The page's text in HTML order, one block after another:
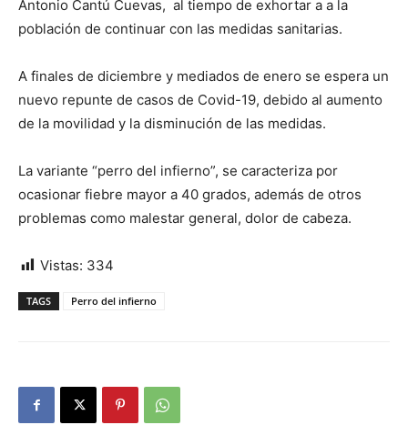
Antonio Cantú Cuevas, al tiempo de exhortar a a la
población de continuar con las medidas sanitarias.
A finales de diciembre y mediados de enero se espera un
nuevo repunte de casos de Covid-19, debido al aumento
de la movilidad y la disminución de las medidas.
La variante “perro del infierno”, se caracteriza por
ocasionar fiebre mayor a 40 grados, además de otros
problemas como malestar general, dolor de cabeza.
Vistas: 334
TAGS Perro del infierno